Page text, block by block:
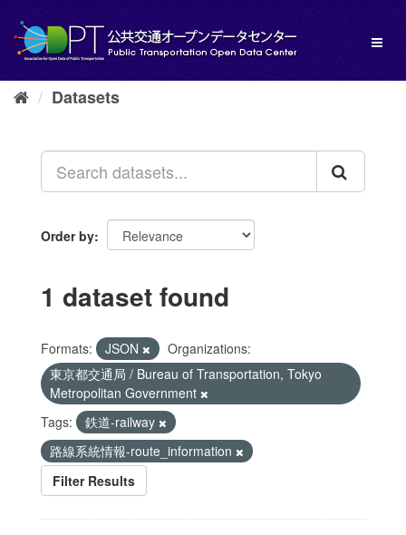
content
Datasets
Order by
1 dataset found
Formats: JSON
Organizations:
東京都交通局 / Bureau of Transportation, Tokyo
Metropolitan Government
Tags:
鉄道-railway
路線系統情報-route_information
Filter Results